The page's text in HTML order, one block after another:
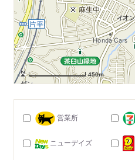
450m
営業所
ニューデイズ